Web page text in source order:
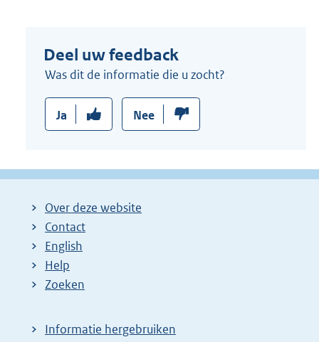
Deel uw feedback
Was dit de informatie die u zocht?
Ja Nee
Over deze website
Contact
English
Help
Zoeken
Informatie hergebruiken